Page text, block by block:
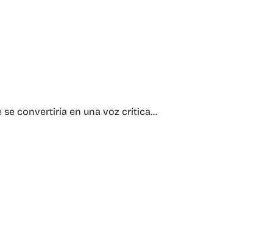
se convertiría en una voz crítica…